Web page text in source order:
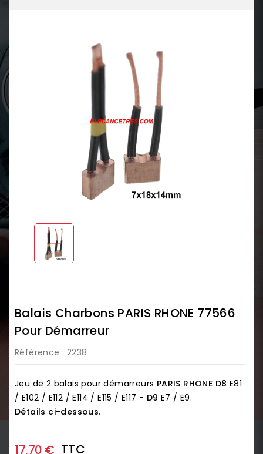
Balais Charbons PARIS RHONE 77566
Pour Démarreur
Référence : 2238
Jeu de 2 balais pour démarreurs PARIS RHONE D8 E81
/ E102 / E112 / E114 / E115 / E117 - D9 E7 / E9.
Détails ci-dessous.
17,70 € TTC